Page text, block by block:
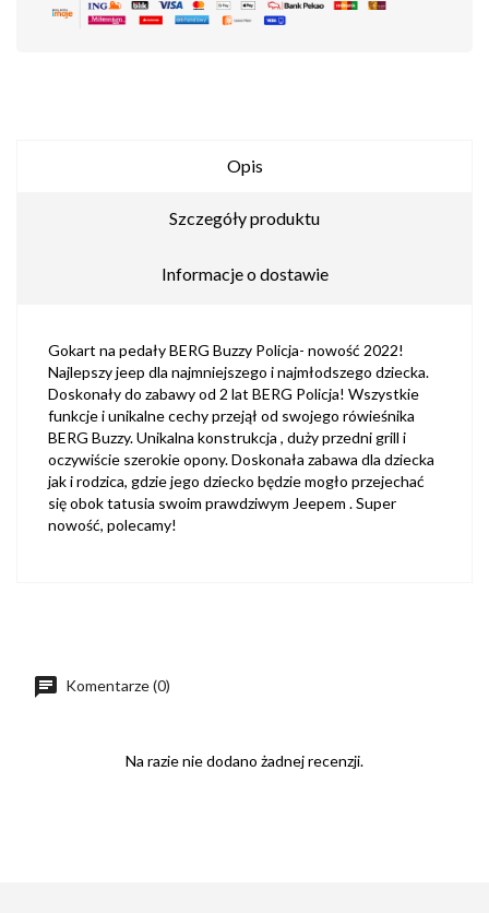
Opis
Szczegóły produktu
Informacje o dostawie
Gokart na pedały BERG Buzzy Policja- nowość 2022!
Najlepszy jeep dla najmniejszego i najmłodszego dziecka.
Doskonały do zabawy od 2 lat BERG Policja! Wszystkie
funkcje i unikalne cechy przejął od swojego rówieśnika
BERG Buzzy. Unikalna konstrukcja , duży przedni grill i
oczywiście szerokie opony. Doskonała zabawa dla dziecka
jak i rodzica, gdzie jego dziecko będzie mogło przejechać
się obok tatusia swoim prawdziwym Jeepem . Super
nowość, polecamy!
Komentarze (0)
Na razie nie dodano żadnej recenzji.